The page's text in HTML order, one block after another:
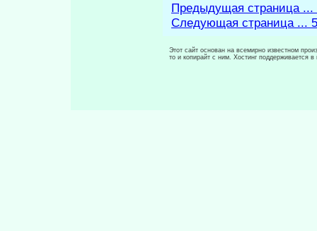
Предыдущая страница ...
Следующая страница ...
Этот сайт основан на всемирно известном
то и копирайт с ним. Хостинг поддерживается